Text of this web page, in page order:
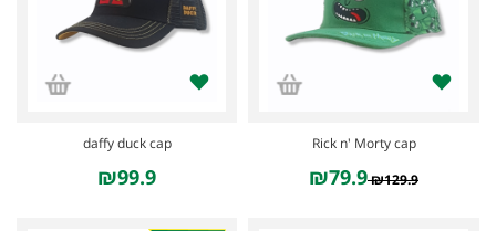
Rick n' Morty cap
₪129.9
₪79.9
daffy duck cap
₪99.9